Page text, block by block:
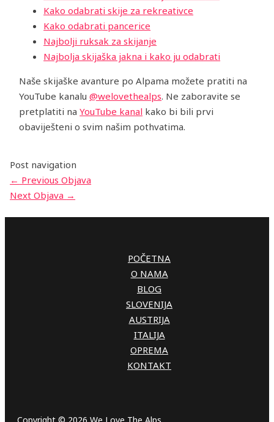
Kako odabrati skije za rekreativce
Kako odabrati pancerice
Najbolji ruksak za skijanje
Najbolja skijaška jakna i kako ju odabrati
Naše skijaške avanture po Alpama možete pratiti na
YouTube kanalu@welovethealps. Ne zaboravite se
pretplatiti naYouTube kanal kako bi bili prvi
obaviješteni o svim našim pothvatima.
Post navigation
← Previous Objava
Next Objava →
POČETNA
O NAMA
BLOG
SLOVENIJA
AUSTRIJA
ITALIJA
OPREMA
KONTAKT